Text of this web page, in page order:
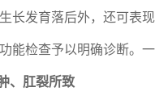
长发育落后外，还可表
能检查予以明确诊断。
、肛裂所致